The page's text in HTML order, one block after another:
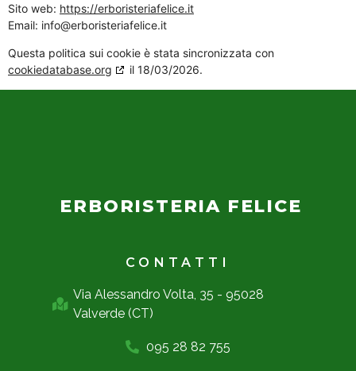
Sito web: https://erboristeriafelice.it
Email: ti.ecilefairetsirobre@ofni
Questa politica sui cookie è stata sincronizzata con
cookiedatabase.org
il 18/03/2026.
ERBORISTERIA FELICE
CONTATTI
Via Alessandro Volta, 35 - 95028
Valverde (CT)
095 28 82 755